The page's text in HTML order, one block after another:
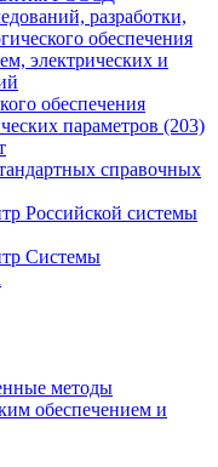
разработки,
обеспечения
электрических и
обеспечения
параметров (203)
справочных
Российской системы
Системы
методы
обеспечением и